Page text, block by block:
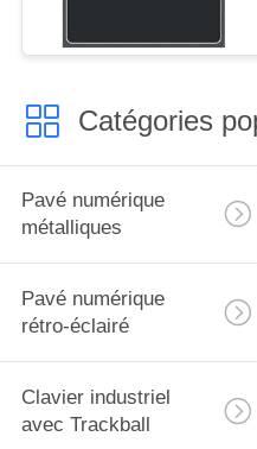
Catégories
Pavé numérique
métalliques
Pavé numérique
rétro-éclairé
Clavier industriel
avec Trackball